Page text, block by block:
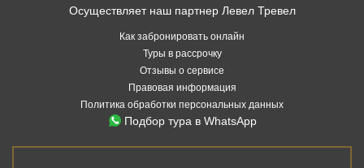
Осуществляет наш партнер Левел Тревел
Как забронировать онлайн
Туры в рассрочку
Отзывы о сервисе
Правовая информация
Политика обработки персональных данных
Подбор тура в WhatsApp